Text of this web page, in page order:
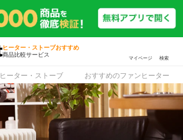
ヒーター・ストーブおすすめ
商品比較サービス
マイページ 検索
ヒーター・ストーブ おすすめのファンヒーター